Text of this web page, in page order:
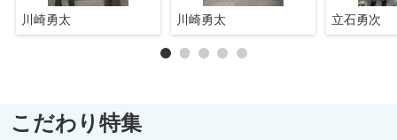
川崎勇太 川崎勇太 立石勇次
こだわり特集